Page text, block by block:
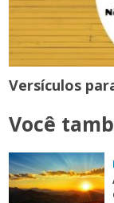
Versículos
Você